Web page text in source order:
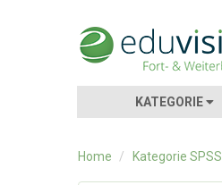
KATEGORIE
Home / Kategorie SPSS